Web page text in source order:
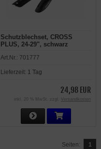
Schutzblechset, CROSS
PLUS, 24-29", schwarz
Art.Nr.: 701777
Lieferzeit: 1 Tag
24,98 EUR
inkl. 20 % MwSt. zzgl. Versandkosten
Seiten: 1